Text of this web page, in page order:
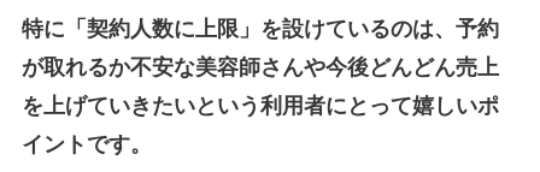
特に「契約人数に上限」を設けているのは、予約
が取れるか不安な美容師さんや今後どんどん売上
を上げていきたいという利用者にとって嬉しいポ
イントです。